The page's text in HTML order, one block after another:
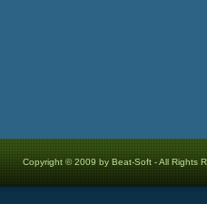
Copyright © 2009 by Beat-Soft - All Rights